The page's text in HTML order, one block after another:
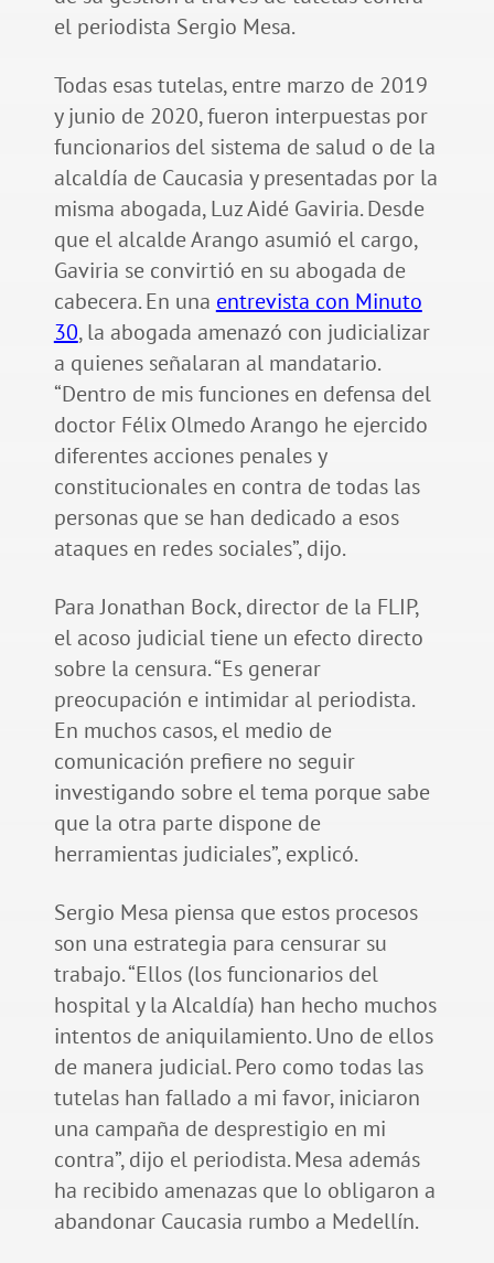
el periodista Sergio Mesa.
Todas esas tutelas, entre marzo de 2019
y junio de 2020, fueron interpuestas por
funcionarios del sistema de salud o de la
alcaldía de Caucasia y presentadas por la
misma abogada, Luz Aidé Gaviria. Desde
que el alcalde Arango asumió el cargo,
Gaviria se convirtió en su abogada de
cabecera. En una entrevista con Minuto
30, la abogada amenazó con judicializar
a quienes señalaran al mandatario.
“Dentro de mis funciones en defensa del
doctor Félix Olmedo Arango he ejercido
diferentes acciones penales y
constitucionales en contra de todas las
personas que se han dedicado a esos
ataques en redes sociales”, dijo.
Para Jonathan Bock, director de la FLIP,
el acoso judicial tiene un efecto directo
sobre la censura. “Es generar
preocupación e intimidar al periodista.
En muchos casos, el medio de
comunicación prefiere no seguir
investigando sobre el tema porque sabe
que la otra parte dispone de
herramientas judiciales”, explicó.
Sergio Mesa piensa que estos procesos
son una estrategia para censurar su
trabajo. “Ellos (los funcionarios del
hospital y la Alcaldía) han hecho muchos
intentos de aniquilamiento. Uno de ellos
de manera judicial. Pero como todas las
tutelas han fallado a mi favor, iniciaron
una campaña de desprestigio en mi
contra”, dijo el periodista. Mesa además
ha recibido amenazas que lo obligaron a
abandonar Caucasia rumbo a Medellín.